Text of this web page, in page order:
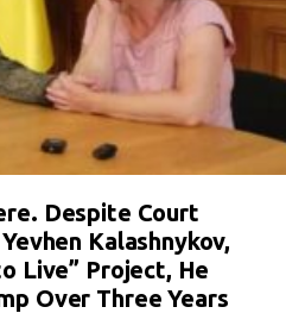
Despite Court
Kalashnykov,
Live” Project, He
Over Three Years